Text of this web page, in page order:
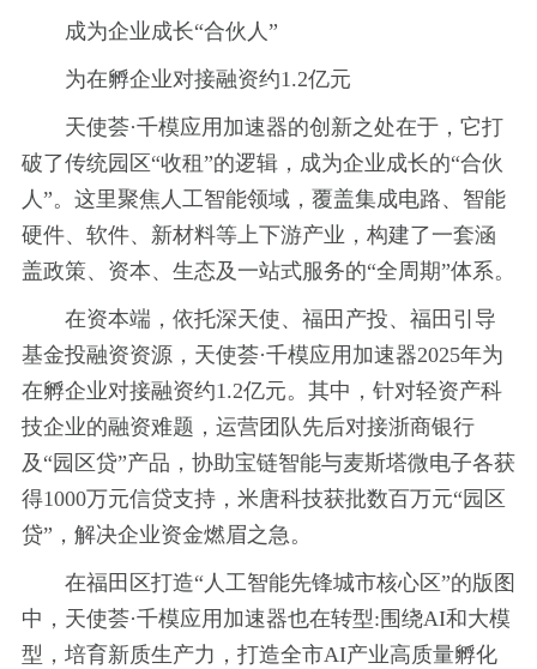
成为企业成长“合伙人”
为在孵企业对接融资约1.2亿元
天使荟·千模应用加速器的创新之处在于，它打
破了传统园区“收租”的逻辑，成为企业成长的“合伙
人”。这里聚焦人工智能领域，覆盖集成电路、智能
硬件、软件、新材料等上下游产业，构建了一套涵
盖政策、资本、生态及一站式服务的“全周期”体系。
在资本端，依托深天使、福田产投、福田引导
基金投融资资源，天使荟·千模应用加速器2025年为
在孵企业对接融资约1.2亿元。其中，针对轻资产科
技企业的融资难题，运营团队先后对接浙商银行
及“园区贷”产品，协助宝链智能与麦斯塔微电子各获
得1000万元信贷支持，米唐科技获批数百万元“园区
贷”，解决企业资金燃眉之急。
在福田区打造“人工智能先锋城市核心区”的版图
中，天使荟·千模应用加速器也在转型:围绕AI和大模
型，培育新质生产力，打造全市AI产业高质量孵化